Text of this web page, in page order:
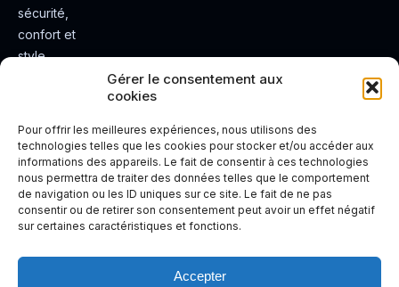
Gérer le consentement aux
cookies
Pour offrir les meilleures expériences, nous utilisons des
technologies telles que les cookies pour stocker et/ou accéder aux
informations des appareils. Le fait de consentir à ces technologies
nous permettra de traiter des données telles que le comportement
de navigation ou les ID uniques sur ce site. Le fait de ne pas
consentir ou de retirer son consentement peut avoir un effet négatif
sur certaines caractéristiques et fonctions.
Accepter
sécurité,
confort et
style.
e de
conduite
plus sûre
et plus
agréable.